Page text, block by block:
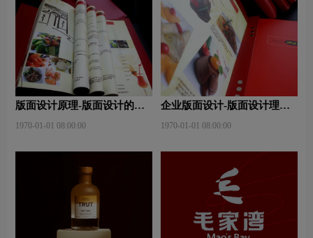
版面设计原理-版面设计的原
1970-01-01 08:00:00
企业版面设计-版面设计理
1970-01-01 08:00:00